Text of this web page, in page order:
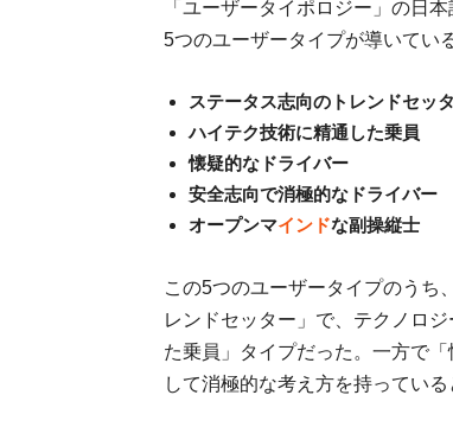
「ユーザータイポロジー」の日
5つのユーザータイプが導いてい
ステータス志向のトレンドセッ
ハイテク技術に精通した乗員
懐疑的なドライバー
安全志向で消極的なドライバー
オープンマインドな副操縦士
この5つのユーザータイプのうち
レンドセッター」で、テクノロ
た乗員」タイプだった。一方で
して消極的な考え方を持っている